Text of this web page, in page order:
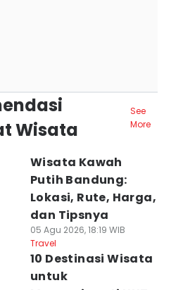
Wisata
See
More
Wisata Kawah
Putih Bandung:
Lokasi, Rute, Harga,
dan Tipsnya
05 Agu 2026, 18:19 WIB
Travel
10 Destinasi Wisata
untuk